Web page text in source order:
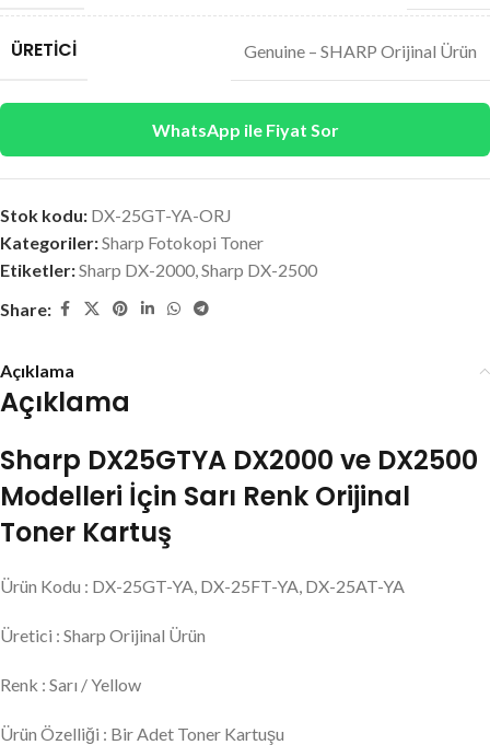
ÜRETICI Genuine – SHARP Orijinal Ürün
WhatsApp ile Fiyat Sor
Stok kodu: DX-25GT-YA-ORJ
Kategoriler:Sharp Fotokopi Toner
Etiketler:Sharp DX-2000,Sharp DX-2500
Share:
Açıklama
Açıklama
Sharp DX25GTYA DX2000 ve DX2500
Modelleri İçin Sarı Renk Orijinal
Toner Kartuş
Ürün Kodu : DX-25GT-YA, DX-25FT-YA, DX-25AT-YA
Üretici : Sharp Orijinal Ürün
Renk : Sarı / Yellow
Ürün Özelliği : Bir Adet Toner Kartuşu